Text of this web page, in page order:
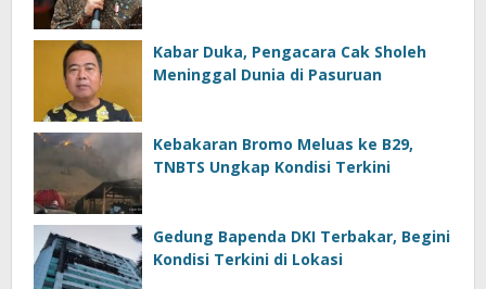
Kabar Duka, Pengacara Cak Sholeh
Meninggal Dunia di Pasuruan
Kebakaran Bromo Meluas ke B29,
TNBTS Ungkap Kondisi Terkini
Gedung Bapenda DKI Terbakar, Begini
Kondisi Terkini di Lokasi